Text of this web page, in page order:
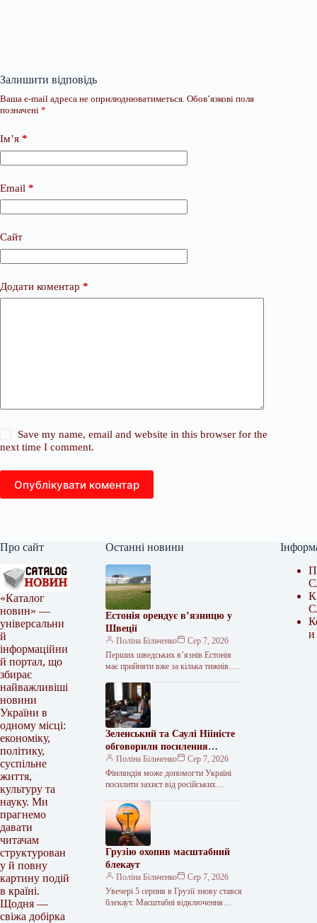
Залишити відповідь
Ваша e-mail адреса не оприлюднюватиметься. Обов’язкові поля
позначені *
Ім’я *
Email *
Сайт
Додати коментар *
Save my name, email and website in this browser for the
next time I comment.
Опублікувати коментар
Про сайт
«Каталог
новин» —
універсальни
й
інформаційни
й портал, що
збирає
найважливіші
новини
України в
одному місці:
економіку,
політику,
суспільне
життя,
культуру та
науку. Ми
прагнемо
давати
читачам
структурован
у й повну
картину подій
в країні.
Щодня —
свіжа добірка
Останні новини
Естонія орендує в’язницю у
Швеції
Поліна Більченко
Сер 7, 2026
Перших шведських в’язнів Естонія
має прийняти вже за кілька тижнів.
меморандум про оренду Тартуської
в’язниці. Документ…
Зеленський та Саулі Нііністе
обговорили посилення
української ППО та
постачання ракет
Поліна Більченко
Сер 7, 2026
Фінляндія може допомогти Україні
посилити захист від російських
content/uploads/2026/08/efedc0db829cb5
eaa61f6095519d7c1a.jpg"
alt="Зеленський обговорив із
президентом Фінляндії
Грузію охопив масштабний
блекаут
Поліна Більченко
Сер 7, 2026
Увечері 5 серпня в Грузії знову стався
блекаут. Масштабні відключення
и